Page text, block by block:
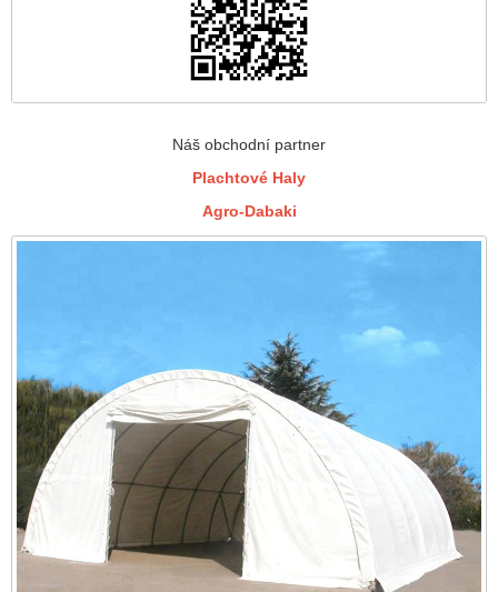
Náš obchodní partner
Plachtové Haly
Agro-Dabaki